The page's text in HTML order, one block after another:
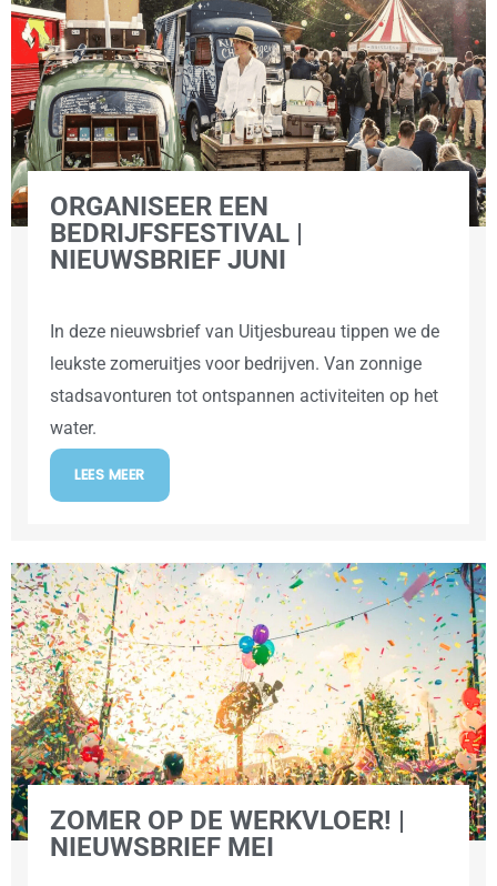
ORGANISEER EEN
BEDRIJFSFESTIVAL |
NIEUWSBRIEF JUNI
In deze nieuwsbrief van Uitjesbureau tippen we de
leukste zomeruitjes voor bedrijven. Van zonnige
stadsavonturen tot ontspannen activiteiten op het
water.
LEES MEER
ZOMER OP DE WERKVLOER! |
NIEUWSBRIEF MEI